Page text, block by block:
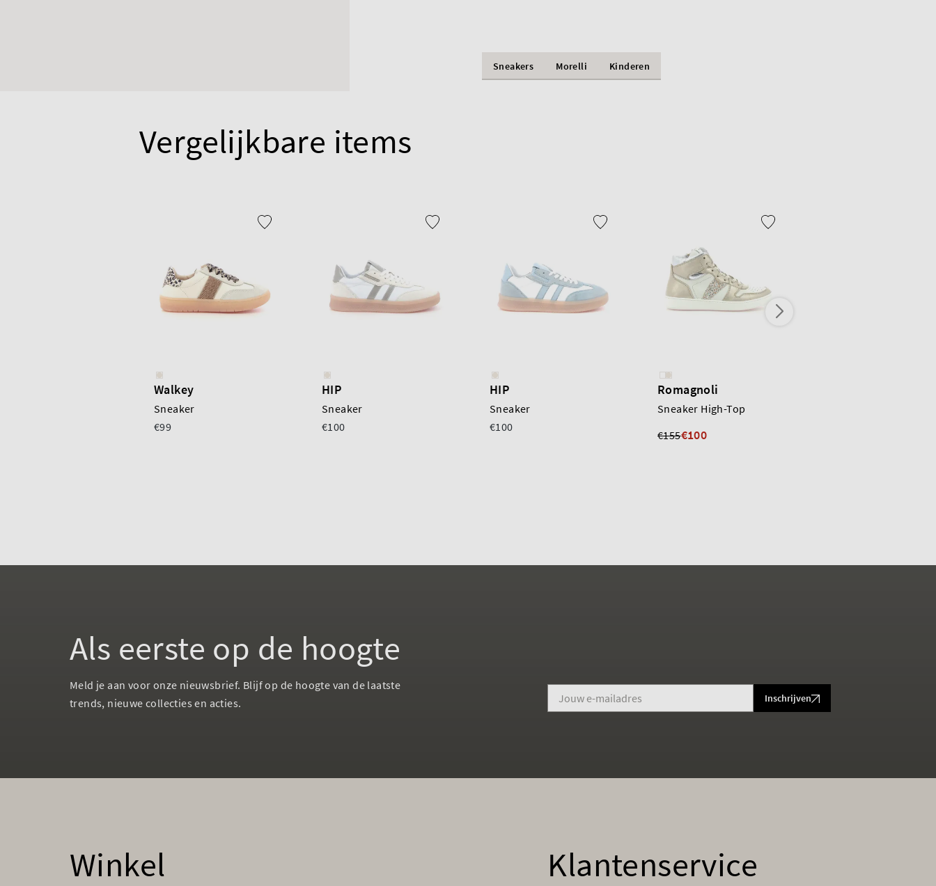
Sneakers Morelli Kinderen
Vergelijkbare items
Walkey
Sneaker
€99
HIP
Sneaker
€100
HIP
Sneaker
€100
Romagnoli
Sneaker High-Top
€155€100
Als eerste op de hoogte
Meld je aan voor onze nieuwsbrief. Blijf op de hoogte van de laatste
trends, nieuwe collecties en acties.
Inschrijven
Winkel Klantenservice